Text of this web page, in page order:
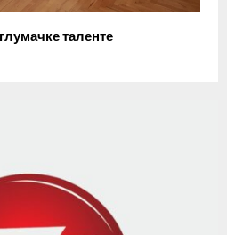
таленте